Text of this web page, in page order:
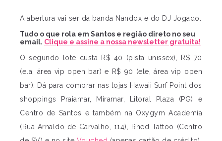
A abertura vai ser da banda Nandox e do DJ Jogado.
Tudo o que rola em Santos e região direto no seu
email. Clique e assine a nossa newsletter gratuita!
O segundo lote custa R$ 40 (pista unissex), R$ 70
(ela, área vip open bar) e R$ 90 (ele, área vip open
bar). Dá para comprar nas lojas Hawaii Surf Point dos
shoppings Praiamar, Miramar, Litoral Plaza (PG) e
Centro de Santos e também na Oxygym Academia
(Rua Arnaldo de Carvalho, 114), Rhed Tattoo (Centro